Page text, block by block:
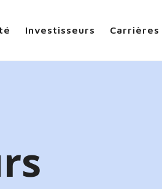
Investisseurs Carrières